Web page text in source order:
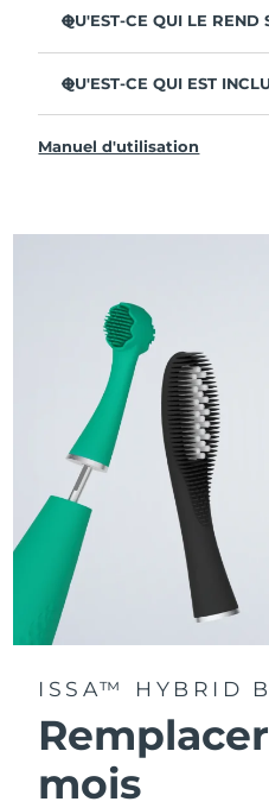
QU'EST-CE QUI LE REND
dentaire globale de +140 %
Cliniquement prouvée
3 modes de brossage :
La technologie Sonic
minute.
Accédez à des modes de
l'application FOREO For You.
QU'EST-CE QUI EST
Câble de charge USB
Manuel d'utilisation
ISSA™ HYBRID
mois